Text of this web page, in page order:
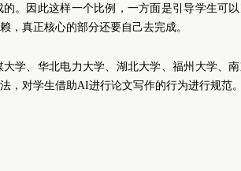
。因此这样一个比例，一方面是引导学生可
，真正核心的部分还要自己去完成。
学、华北电力大学、湖北大学、福州大学、
，对学生借助AI进行论文写作的行为进行规范。